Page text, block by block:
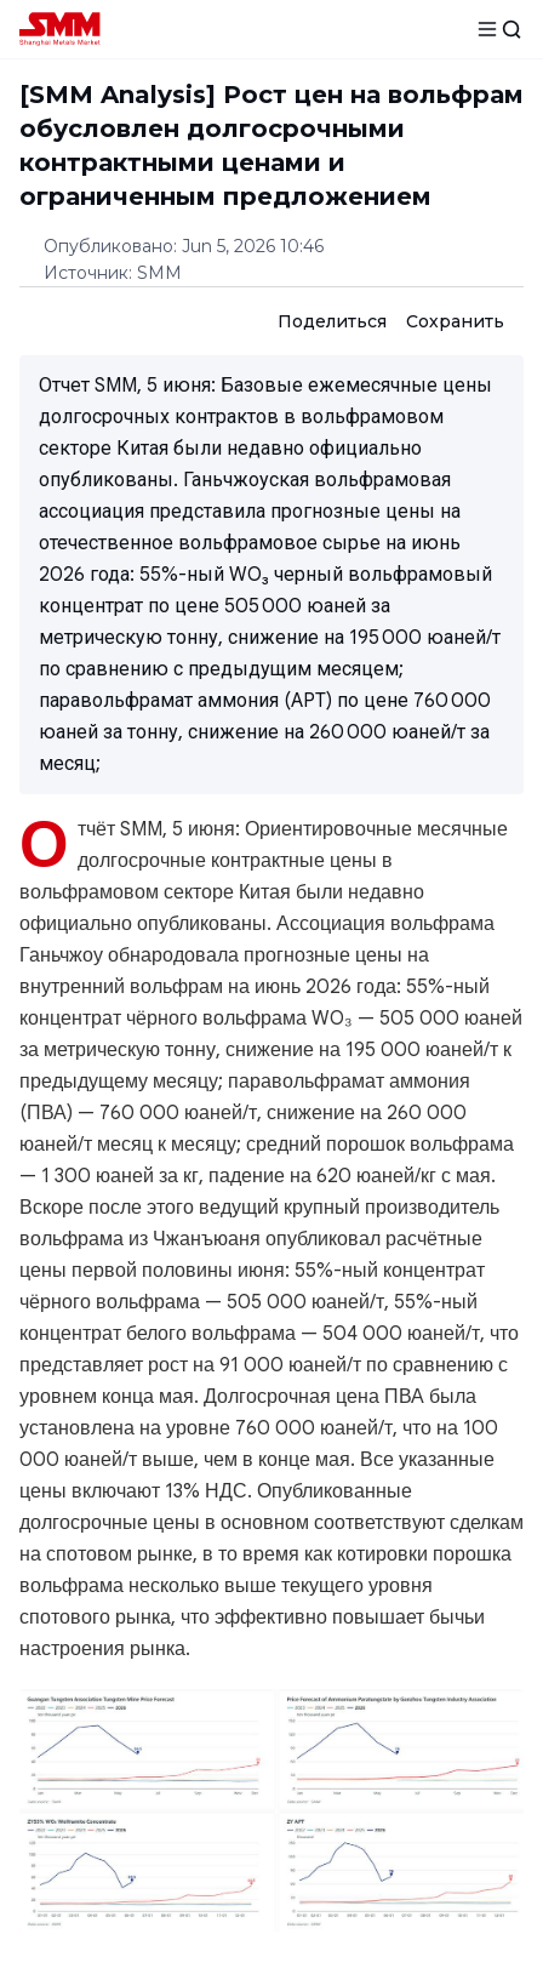
[SMM Analysis] Рост цен на вольфрам
обусловлен долгосрочными
контрактными ценами и
ограниченным предложением
Опубликовано: Jun 5, 2026 10:46
Источник: SMM
Поделиться Сохранить
Отчет SMM, 5 июня: Базовые ежемесячные цены
долгосрочных контрактов в вольфрамовом
секторе Китая были недавно официально
опубликованы. Ганьчжоуская вольфрамовая
ассоциация представила прогнозные цены на
отечественное вольфрамовое сырье на июнь
2026 года: 55%-ный WO₃ черный вольфрамовый
концентрат по цене 505 000 юаней за
метрическую тонну, снижение на 195 000 юаней/т
по сравнению с предыдущим месяцем;
паравольфрамат аммония (APT) по цене 760 000
юаней за тонну, снижение на 260 000 юаней/т за
месяц;
О тчёт SMM, 5 июня: Ориентировочные месячные
долгосрочные контрактные цены в
вольфрамовом секторе Китая были недавно
официально опубликованы. Ассоциация вольфрама
Ганьчжоу обнародовала прогнозные цены на
внутренний вольфрам на июнь 2026 года: 55%-ный
концентрат чёрного вольфрама WO₃ — 505 000 юаней
за метрическую тонну, снижение на 195 000 юаней/т к
предыдущему месяцу; паравольфрамат аммония
(ПВА) — 760 000 юаней/т, снижение на 260 000
юаней/т месяц к месяцу; средний порошок вольфрама
— 1 300 юаней за кг, падение на 620 юаней/кг с мая.
Вскоре после этого ведущий крупный производитель
вольфрама из Чжанъюаня опубликовал расчётные
цены первой половины июня: 55%-ный концентрат
чёрного вольфрама — 505 000 юаней/т, 55%-ный
концентрат белого вольфрама — 504 000 юаней/т, что
представляет рост на 91 000 юаней/т по сравнению с
уровнем конца мая. Долгосрочная цена ПВА была
установлена на уровне 760 000 юаней/т, что на 100
000 юаней/т выше, чем в конце мая. Все указанные
цены включают 13% НДС. Опубликованные
долгосрочные цены в основном соответствуют сделкам
на спотовом рынке, в то время как котировки порошка
вольфрама несколько выше текущего уровня
спотового рынка, что эффективно повышает бычьи
настроения рынка.